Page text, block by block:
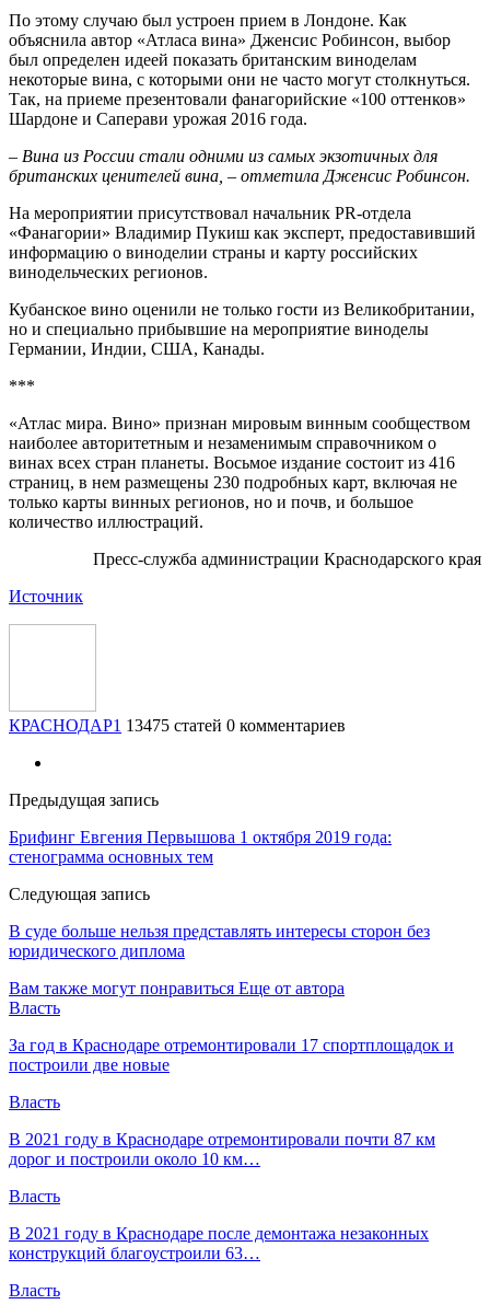
По этому случаю был устроен прием в Лондоне. Как
объяснила автор «Атласа вина» Дженсис Робинсон, выбор
был определен идеей показать британским виноделам
некоторые вина, с которыми они не часто могут столкнуться.
Так, на приеме презентовали фанагорийские «100 оттенков»
Шардоне и Саперави урожая 2016 года.
– Вина из России стали одними из самых экзотичных для
британских ценителей вина, – отметила Дженсис Робинсон.
На мероприятии присутствовал начальник PR-отдела
«Фанагории» Владимир Пукиш как эксперт, предоставивший
информацию о виноделии страны и карту российских
винодельческих регионов.
Кубанское вино оценили не только гости из Великобритании,
но и специально прибывшие на мероприятие виноделы
Германии, Индии, США, Канады.
***
«Атлас мира. Вино» признан мировым винным сообществом
наиболее авторитетным и незаменимым справочником о
винах всех стран планеты. Восьмое издание состоит из 416
страниц, в нем размещены 230 подробных карт, включая не
только карты винных регионов, но и почв, и большое
количество иллюстраций.
Пресс-служба администрации Краснодарского края
Источник
КРАСНОДАР1 13475 статей 0 комментариев
Предыдущая запись
Брифинг Евгения Первышова 1 октября 2019 года:
стенограмма основных тем
Следующая запись
В суде больше нельзя представлять интересы сторон без
юридического диплома
Вам также могут понравиться Еще от автора
Власть
За год в Краснодаре отремонтировали 17 спортплощадок и
построили две новые
Власть
В 2021 году в Краснодаре отремонтировали почти 87 км
дорог и построили около 10 км…
Власть
В 2021 году в Краснодаре после демонтажа незаконных
конструкций благоустроили 63…
Власть